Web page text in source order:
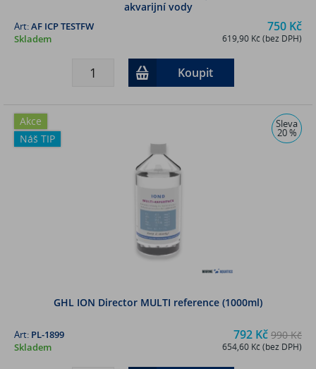
akvarijní vody
750 Kč
619,90 Kč (bez DPH)
Art:AF ICP TESTFW
Skladem
Koupit
Akce
Náš TIP
Sleva
20 %
GHL ION Director MULTI reference (1000ml)
792 Kč 990 Kč
654,60 Kč (bez DPH)
Art: PL-1899
Skladem